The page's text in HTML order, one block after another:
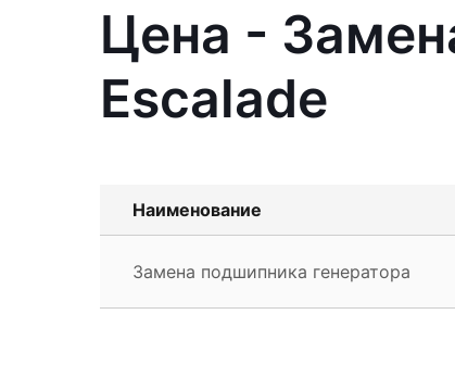
Цена -
Escalade
Наименование
Замена подшипника генератора